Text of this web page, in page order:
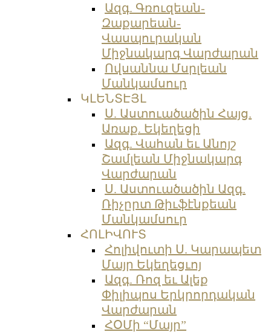
Ազգ. Գռուզեան-
Զաքարեան-
Վասպուրական
Միջնակարգ Վարժարան
Ովսաննա Մսրլեան
Մանկամսուր
ԿԼԵՆՏԷՅԼ
Ս. Աստուածածին Հայց.
Առաք. Եկեղեցի
Ազգ. Վահան եւ Անոյշ
Շամլեան Միջնակարգ
Վարժարան
Ս. Աստուածածին Ազգ.
Ռիչըրտ Թիւֆէնքեան
Մանկամսուր
ՀՈԼԻՎՈՒՏ
Հոլիվուտի Ս. Կարապետ
Մայր Եկեղեցւոյ
Ազգ. Ռոզ եւ Ալեք
Փիլիպոս Երկրորդական
Վարժարան
ՀՕՄի “Մայր”